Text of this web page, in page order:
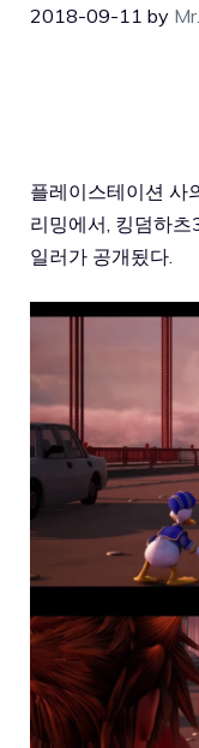
2018-09-11 by
플레이스테이션 사
리밍에서, 킹덤하
일러가 공개됬다.